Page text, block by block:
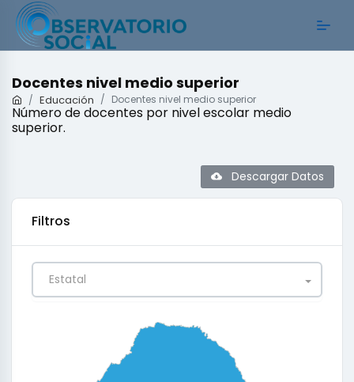
Docentes nivel medio superior
Educación Docentes nivel medio superior
Número de docentes por nivel escolar medio
superior.
Descargar Datos
Filtros
Estatal